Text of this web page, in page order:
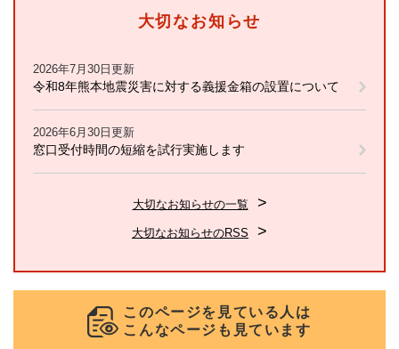
大切なお知らせ
2026年7月30日更新
令和8年熊本地震災害に対する義援金箱の設置について
2026年6月30日更新
窓口受付時間の短縮を試行実施します
大切なお知らせの一覧
大切なお知らせのRSS
このページを見ている人は
こんなページも見ています